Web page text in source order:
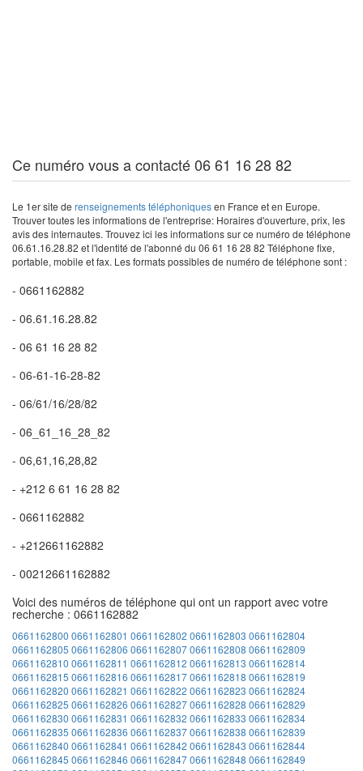
Ce numéro vous a contacté 06 61 16 28 82
Le 1er site de renseignements téléphoniquesen France et en Europe.
Trouver toutes les informations de l'entreprise: Horaires d'ouverture, prix, les
avis des internautes. Trouvez ici les informations sur ce numéro de téléphone
06.61.16.28.82 et l'identité de l'abonné du 06 61 16 28 82 Téléphone fixe,
portable, mobile et fax. Les formats possibles de numéro de téléphone sont :
- 0661162882
- 06.61.16.28.82
- 06 61 16 28 82
- 06-61-16-28-82
- 06/61/16/28/82
- 06_61_16_28_82
- 06,61,16,28,82
- +212 6 61 16 28 82
- 0661162882
- +212661162882
- 00212661162882
Voici des numéros de téléphone qui ont un rapport avec votre
recherche : 0661162882
0661162800 0661162801 0661162802 0661162803 0661162804
0661162805 0661162806 06611628070661162808 0661162809
0661162810 0661162811 0661162812 0661162813 0661162814
0661162815 0661162816 06611628170661162818 0661162819
0661162820 0661162821 0661162822 0661162823 0661162824
0661162825 0661162826 06611628270661162828 0661162829
0661162830 0661162831 0661162832 0661162833 0661162834
0661162835 0661162836 06611628370661162838 0661162839
0661162840 0661162841 0661162842 0661162843 0661162844
0661162845 0661162846 06611628470661162848 0661162849